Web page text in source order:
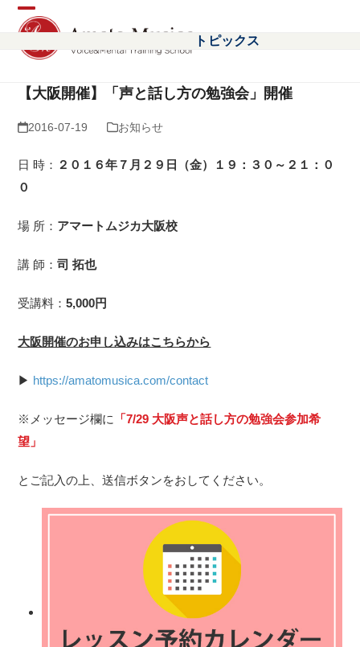
Open
mobile
menu
Close
mobile
menu
トピックス
【大阪開催】「声と話し方の勉強会」開催
2016-07-19 お知らせ
日 時： ２０１６年７月２９日（金）１９：３０～２１：０
０
場 所： アマートムジカ大阪校
講 師：司 拓也
受講料：5,000円
大阪開催のお申し込みはこちらから
▶︎ https://amatomusica.com/contact
※メッセージ欄に
「7/29 大阪声と話し方の勉強会参加希
望」
とご記入の上、送信ボタンをおしてください。